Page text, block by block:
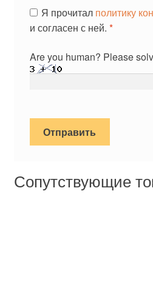
Я прочитал политику
и согласен с ней. *
Are you human? Please
Сопутствующие